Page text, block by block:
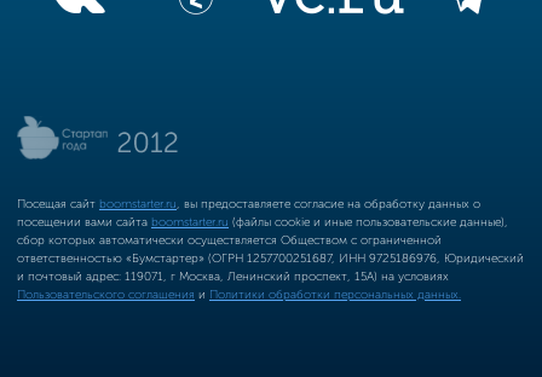
Посещая сайт boomstarter.ru , вы предоставляете согласие на обработку данных о
посещении вами сайта boomstarter.ru (файлы cookie и иные пользовательские данные),
сбор которых автоматически осуществляется Обществом с ограниченной
ответственностью «Бумстартер» (ОГРН 1257700251687, ИНН 9725186976, Юридический
и почтовый адрес: 119071, г Москва, Ленинский проспект, 15А) на условиях
Пользовательского соглашения и Политики обработки персональных данных.